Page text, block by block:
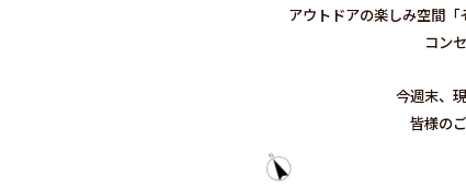
アウトドアの楽しみ空間
コン
今週末、
皆様の